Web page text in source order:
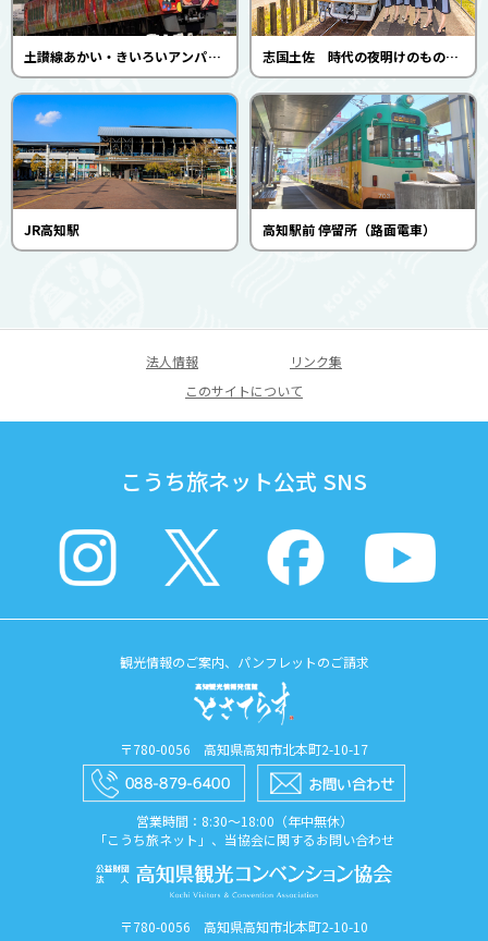
土讃線あかい・きいろいアンパンマン列車 志国土佐 時代の夜明けのものがたり
JR高知駅 高知駅前 停留所（路面電車）
法人情報
リンク集
このサイトについて
こうち旅ネット公式 SNS
観光情報のご案内、パンフレットのご請求
〒780-0056 高知県高知市北本町2-10-17
営業時間：8:30〜18:00（年中無休）
「こうち旅ネット」、当協会に関するお問い合わせ
〒780-0056 高知県高知市北本町2-10-10